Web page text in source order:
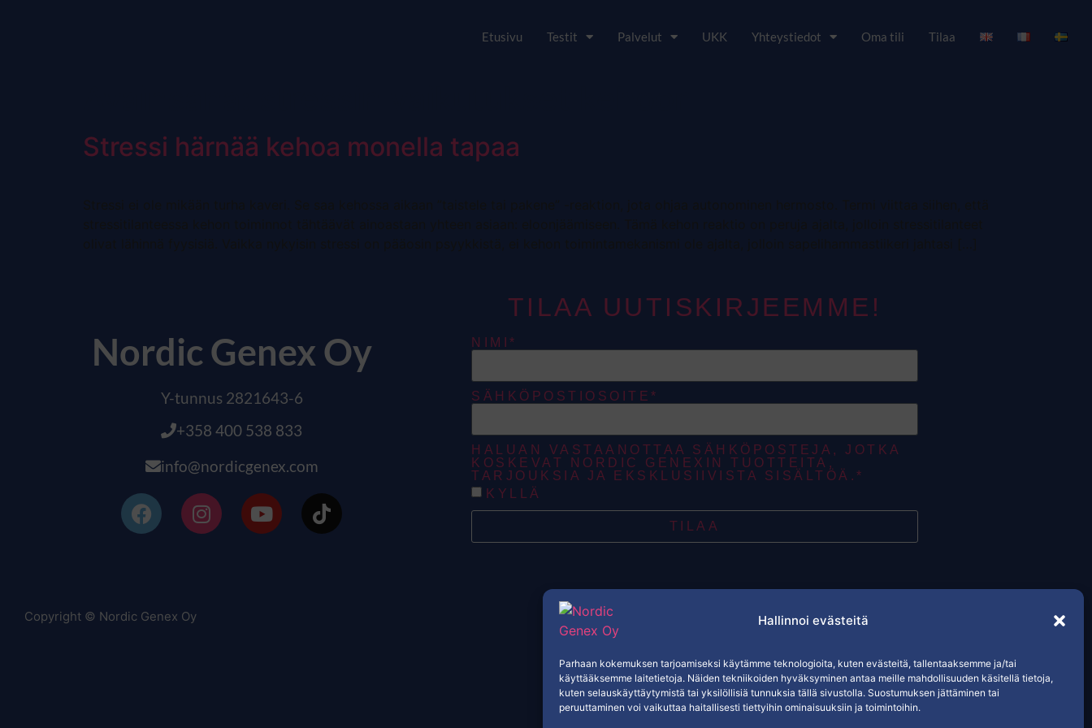
Hallinnoi evästeitä
Parhaan kokemuksen tarjoamiseksi käytämme teknologioita, kuten evästeitä, tallentaaksemme ja/tai
käyttääksemme laitetietoja. Näiden tekniikoiden hyväksyminen antaa meille mahdollisuuden käsitellä tietoja,
kuten selauskäyttäytymistä tai yksilöllisiä tunnuksia tällä sivustolla. Suostumuksen jättäminen tai
peruuttaminen voi vaikuttaa haitallisesti tiettyihin ominaisuuksiin ja toimintoihin.
Etusivu Testit Palvelut UKK Yhteystiedot Oma tili Tilaa
Stressi härnää kehoa monella tapaa
Nordic Genex Oy
Y-tunnus 2821643-6
+358 400 538 833
info@nordicgenex.com
TILAA UUTISKIRJEEMME!
NIMI*
SÄHKÖPOSTIOSOITE*
HALUAN VASTAANOTTAA SÄHKÖPOSTEJA, JOTKA
KOSKEVAT NORDIC GENEXIN TUOTTEITA,
TARJOUKSIA JA EKSKLUSIIVISTA SISÄLTÖÄ.*
KYLLÄ
TILAA
Copyright © Nordic Genex Oy Tietosuojaseloste / evästeet